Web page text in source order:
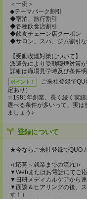
＜一例＞
◆テーマパーク割引
◆宿泊、旅行割引
◆各種飲食店割引
◆飲食チェーン店クーポン
◆サロン、スパ、ジム割引
【受動喫煙対策について】
派遣先により受動喫煙対策が
詳細は職場見学時及び条件
ポイント！
ご来社登録で
定あり）
☆1981年創業。長く続く実績
選べる条件が多いって、実は
ましょう♪
登録について
★今ならご来社登録でQUO
≪応募～就業までの流れ≫
▼Webまたはお電話にてご
▼日研メディカルケアから
▼面談＆ヒアリングの後、
す！）